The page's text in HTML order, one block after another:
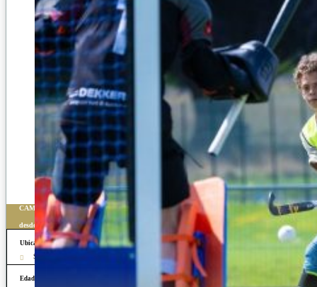
CAMPAMENTO DE HOCKEY EN INGLATERRA
desde 1.929 £ (1 semana)
Ubicación
Seaford (UK)
Edad y género